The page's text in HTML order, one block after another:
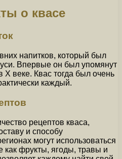
о квасе
напитков, который был
Впервые он был упомянут
X веке. Квас тогда был очень
каждый.
рецептов кваса,
и способу
могут использоваться
как фрукты, ягоды, травы и